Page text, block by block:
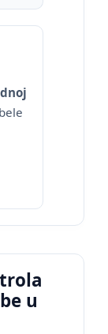
u